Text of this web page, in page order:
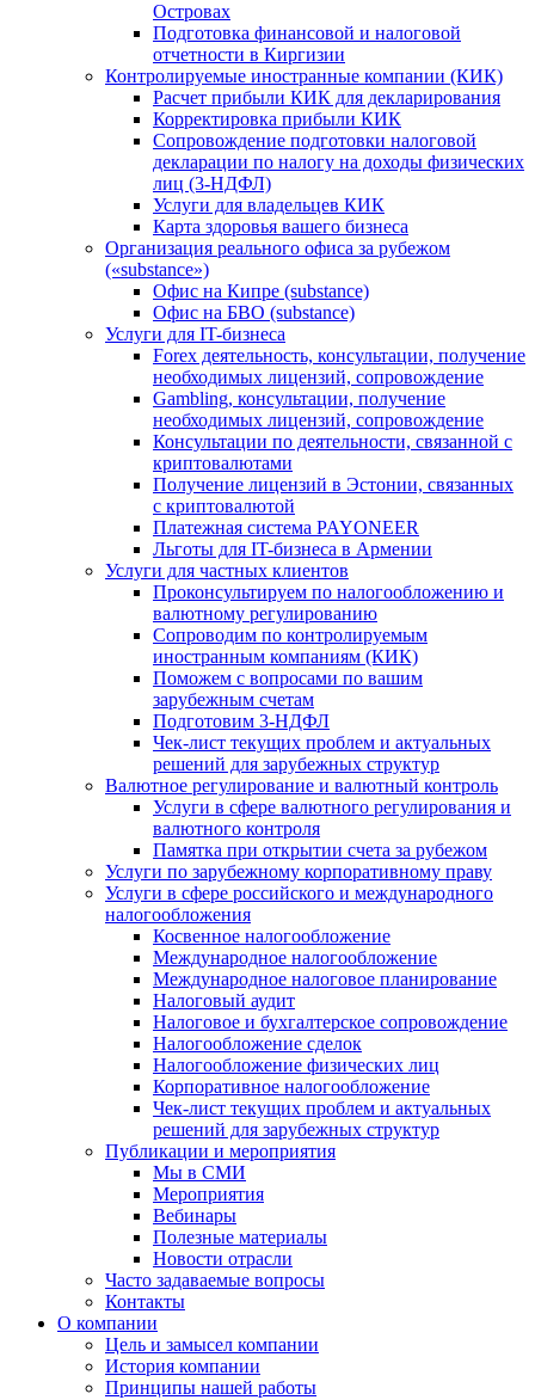
Островах
Подготовка финансовой и налоговой
отчетности в Киргизии
Контролируемые иностранные компании (КИК)
Расчет прибыли КИК для декларирования
Корректировка прибыли КИК
Сопровождение подготовки налоговой
декларации по налогу на доходы физических
лиц (3-НДФЛ)
Услуги для владельцев КИК
Карта здоровья вашего бизнеса
Организация реального офиса за рубежом
(«substance»)
Офис на Кипре (substance)
Офис на БВО (substance)
Услуги для IT-бизнеса
Forex деятельность, консультации, получение
необходимых лицензий, сопровождение
Gambling, консультации, получение
необходимых лицензий, сопровождение
Консультации по деятельности, связанной с
криптовалютами
Получение лицензий в Эстонии, связанных
с криптовалютой
Платежная система PAYONEER
Льготы для IT-бизнеса в Армении
Услуги для частных клиентов
Проконсультируем по налогообложению и
валютному регулированию
Сопроводим по контролируемым
иностранным компаниям (КИК)
Поможем с вопросами по вашим
зарубежным счетам
Подготовим 3-НДФЛ
Чек-лист текущих проблем и актуальных
решений для зарубежных структур
Валютное регулирование и валютный контроль
Услуги в сфере валютного регулирования и
валютного контроля
Памятка при открытии счета за рубежом
Услуги по зарубежному корпоративному праву
Услуги в сфере российского и международного
налогообложения
Косвенное налогообложение
Международное налогообложение
Международное налоговое планирование
Налоговый аудит
Налоговое и бухгалтерское сопровождение
Налогообложение сделок
Налогообложение физических лиц
Корпоративное налогообложение
Чек-лист текущих проблем и актуальных
решений для зарубежных структур
Публикации и мероприятия
Мы в СМИ
Мероприятия
Вебинары
Полезные материалы
Новости отрасли
Часто задаваемые вопросы
Контакты
О компании
Цель и замысел компании
История компании
Принципы нашей работы